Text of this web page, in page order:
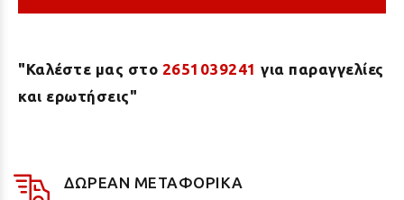
"Καλέστε μας στο 2651039241 για παραγγελίες
και ερωτήσεις"
ΔΩΡΕΑΝ ΜΕΤΑΦΟΡΙΚΑ